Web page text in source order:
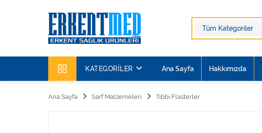
KATEGORILER Ana Sayfa Hakkımızda
Ana Sayfa Sarf Malzemeleri Tıbbi Flasterler